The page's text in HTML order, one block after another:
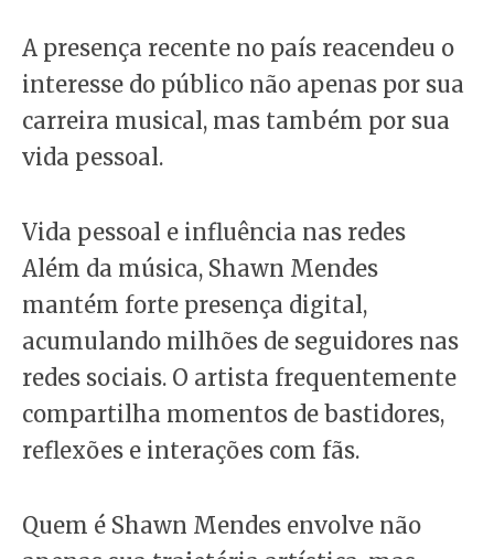
A presença recente no país reacendeu o
interesse do público não apenas por sua
carreira musical, mas também por sua
vida pessoal.
Vida pessoal e influência nas redes
Além da música, Shawn Mendes
mantém forte presença digital,
acumulando milhões de seguidores nas
redes sociais. O artista frequentemente
compartilha momentos de bastidores,
reflexões e interações com fãs.
Quem é Shawn Mendes envolve não